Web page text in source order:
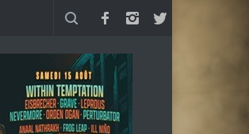
Coward" Dead Poet Society : clip de